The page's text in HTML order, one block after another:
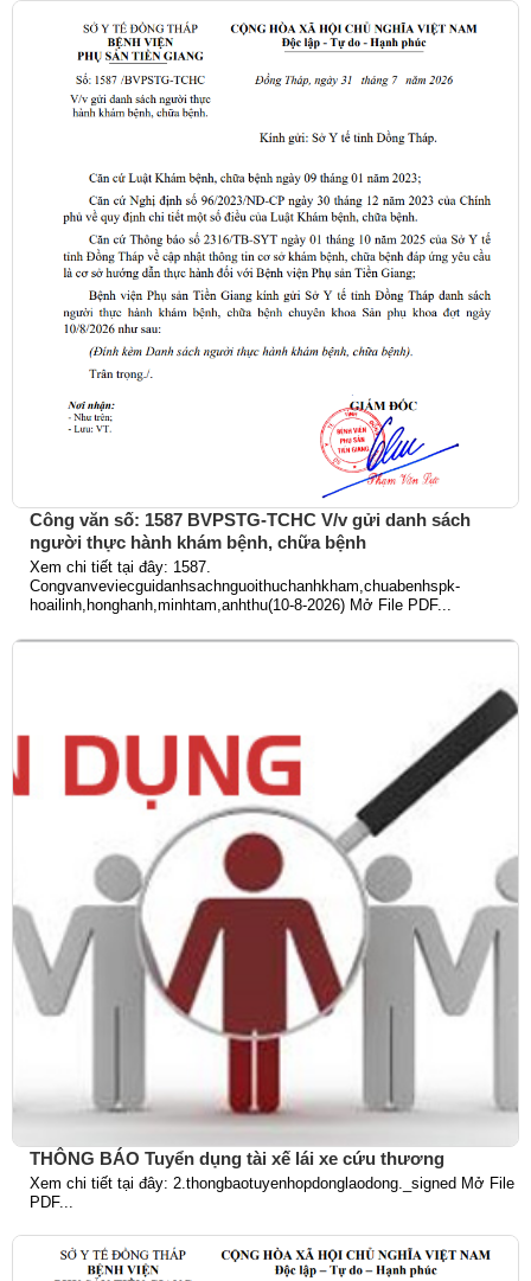
Công văn số: 1587 BVPSTG-TCHC V/v gửi danh sách
người thực hành khám bệnh, chữa bệnh
Xem chi tiết tại đây: 1587.
Congvanveviecguidanhsachnguoithuchanhkham,chuabenhspk-
hoailinh,honghanh,minhtam,anhthu(10-8-2026) Mở File PDF...
THÔNG BÁO Tuyển dụng tài xế lái xe cứu thương
Xem chi tiết tại đây: 2.thongbaotuyenhopdonglaodong._signed Mở File
PDF...